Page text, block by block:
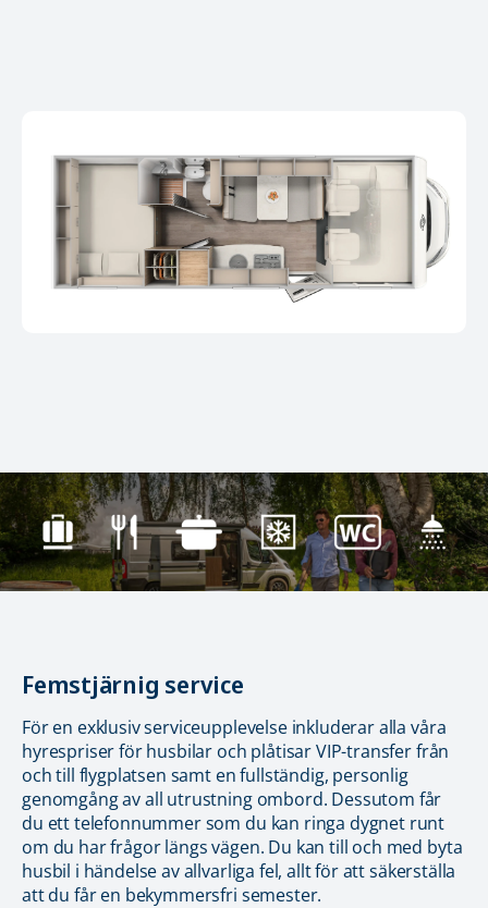
Femstjärnig service
För en exklusiv serviceupplevelse inkluderar alla våra
hyrespriser för husbilar och plåtisar VIP-transfer från
och till flygplatsen samt en fullständig, personlig
genomgång av all utrustning ombord. Dessutom får
du ett telefonnummer som du kan ringa dygnet runt
om du har frågor längs vägen. Du kan till och med byta
husbil i händelse av allvarliga fel, allt för att säkerställa
att du får en bekymmersfri semester.